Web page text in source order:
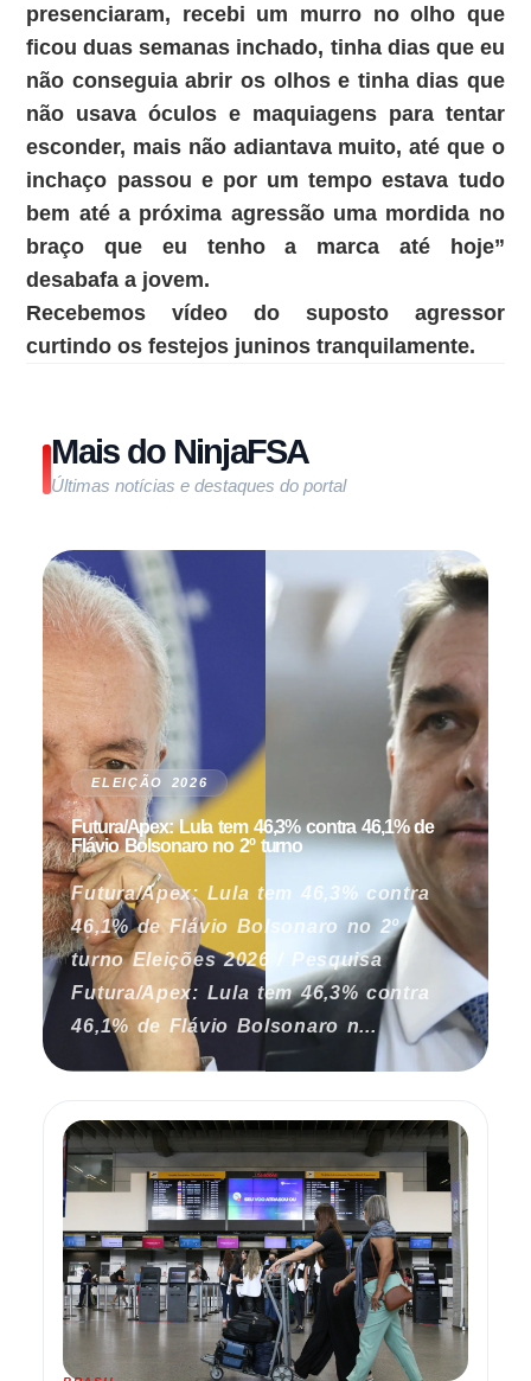
presenciaram, recebi um murro no olho que
ficou duas semanas inchado, tinha dias que eu
não conseguia abrir os olhos e tinha dias que
não usava óculos e maquiagens para tentar
esconder, mais não adiantava muito, até que o
inchaço passou e por um tempo estava tudo
bem até a próxima agressão uma mordida no
braço que eu tenho a marca até hoje”
desabafa a jovem.
Recebemos vídeo do suposto agressor
curtindo os festejos juninos tranquilamente.
Mais do NinjaFSA
Últimas notícias e destaques do portal
ELEIÇÃO 2026
Futura/Apex: Lula tem 46,3% contra 46,1% de
Flávio Bolsonaro no 2º turno
Futura/Apex: Lula tem 46,3% contra
46,1% de Flávio Bolsonaro no 2º
turno Eleições 2026 / Pesquisa
Futura/Apex: Lula tem 46,3% contra
46,1% de Flávio Bolsonaro n...